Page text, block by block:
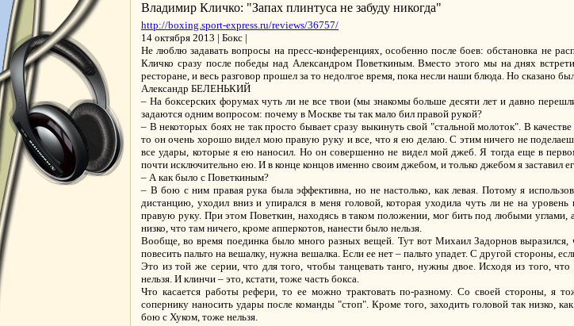
Владимир Кличко: "Запах плинтуса не забуду никогда"
http://boxing.sport-express.ru/reviews/36757/
14 октября 2013 | Бокс |
Не люблю задавать вопросы на пресс-конференциях, особенно после боев: обстановка не
Кличко сразу после победы над Александром Поветкиным. Вместо этого мы на днях
ресторане, и весь разговор прошел за то недолгое время, пока несли наши блюда. Но сказано
Александр БЕЛЕНЬКИЙ
– На боксерских форумах чуть ли не все твои (мы знакомы больше десяти лет и давно
задаются одним вопросом: почему в Москве ты так мало бил правой рукой?
– В некоторых боях не так просто бывает сразу выкинуть свой "стальной молоток". В
то он очень хорошо видел мою правую руку и все, что я ею делаю. С этим ничего не
все удары, которые я ею наносил. Но он совершенно не видел мой джеб. Я тогда еще в
почти исключительно ею. И в конце концов именно своим джебом, и только джебом я заставил
– А как было с Поветкиным?
– В бою с ним правая рука была эффективна, но не настолько, как левая. Потому я
дистанцию, уходил вниз и упирался в меня головой, которая уходила чуть ли не на
правую руку. При этом Поветкин, находясь в таком положении, мог бить под любыми углами,
низко, что там ничего, кроме апперкотов, нанести было нельзя.
Вообще, во время поединка было много разных вещей. Тут вот Михаил Задорнов
повесить пальто на вешалку, нужна вешалка. Если ее нет – пальто упадет. С другой стороны,
Это из той же серии, что для того, чтобы танцевать танго, нужны двое. Исходя из того,
нельзя. И клинчи – это, кстати, тоже часть бокса.
Что касается работы рефери, то ее можно трактовать по-разному. Со своей стороны, я
сопернику наносить удары после команды "стоп". Кроме того, заходить головой так низко,
бою с Хуком, тоже нельзя.